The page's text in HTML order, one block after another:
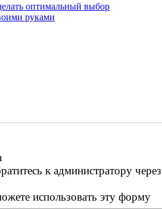
оптимальный выбор
руками
к администратору
использовать эту форму